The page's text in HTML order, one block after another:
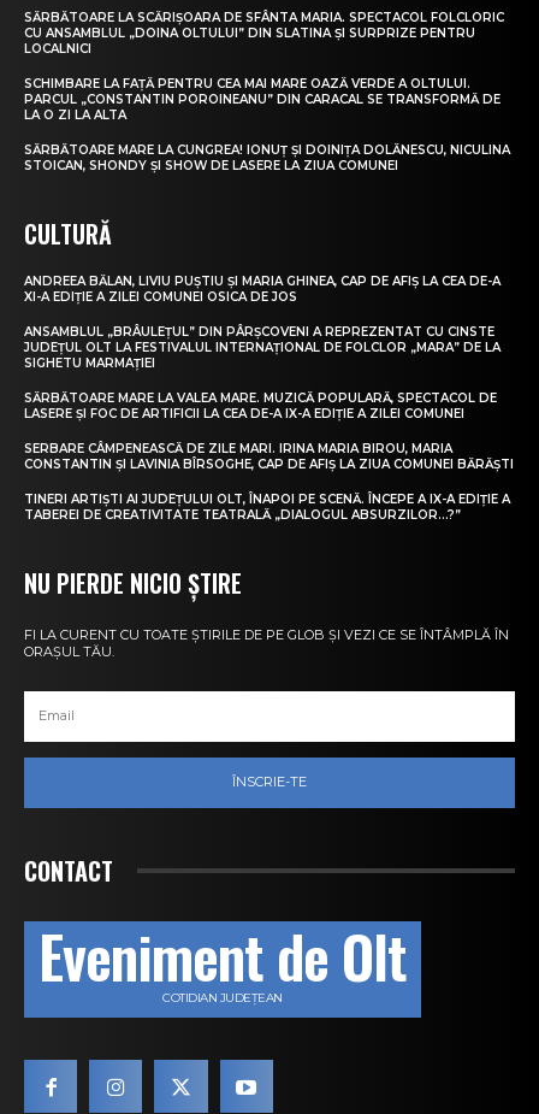
SĂRBĂTOARE LA SCĂRIȘOARA DE SFÂNTA MARIA. SPECTACOL FOLCLORIC
CU ANSAMBLUL „DOINA OLTULUI” DIN SLATINA ȘI SURPRIZE PENTRU
LOCALNICI
SCHIMBARE LA FAȚĂ PENTRU CEA MAI MARE OAZĂ VERDE A OLTULUI.
PARCUL „CONSTANTIN POROINEANU” DIN CARACAL SE TRANSFORMĂ DE
LA O ZI LA ALTA
SĂRBĂTOARE MARE LA CUNGREA! IONUȚ ȘI DOINIȚA DOLĂNESCU, NICULINA
STOICAN, SHONDY ȘI SHOW DE LASERE LA ZIUA COMUNEI
CULTURĂ
ANDREEA BĂLAN, LIVIU PUȘTIU ȘI MARIA GHINEA, CAP DE AFIȘ LA CEA DE-A
XI-A EDIȚIE A ZILEI COMUNEI OSICA DE JOS
ANSAMBLUL „BRÂULEȚUL” DIN PÂRȘCOVENI A REPREZENTAT CU CINSTE
JUDEȚUL OLT LA FESTIVALUL INTERNAȚIONAL DE FOLCLOR „MARA” DE LA
SIGHETU MARMAȚIEI
SĂRBĂTOARE MARE LA VALEA MARE. MUZICĂ POPULARĂ, SPECTACOL DE
LASERE ȘI FOC DE ARTIFICII LA CEA DE-A IX-A EDIȚIE A ZILEI COMUNEI
SERBARE CÂMPENEASCĂ DE ZILE MARI. IRINA MARIA BIROU, MARIA
CONSTANTIN ȘI LAVINIA BÎRSOGHE, CAP DE AFIȘ LA ZIUA COMUNEI BĂRĂȘTI
TINERI ARTIȘTI AI JUDEȚULUI OLT, ÎNAPOI PE SCENĂ. ÎNCEPE A IX-A EDIȚIE A
TABEREI DE CREATIVITATE TEATRALĂ „DIALOGUL ABSURZILOR…?”
NU PIERDE NICIO ȘTIRE
FI LA CURENT CU TOATE ȘTIRILE DE PE GLOB ȘI VEZI CE SE ÎNTÂMPLĂ ÎN
ORAȘUL TĂU.
ÎNSCRIE-TE
CONTACT
Eveniment de Olt
COTIDIAN JUDEȚEAN